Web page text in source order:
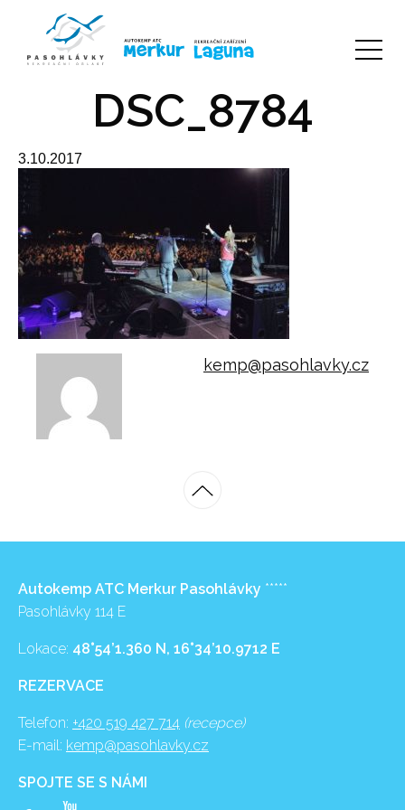
DSC_8784
3.10.2017
kemp@pasohlavky.cz
Autokemp ATC Merkur Pasohlávky *****
Pasohlávky 114 E
Lokace: 48°54’1.360 N, 16°34’10.9712 E
REZERVACE
Telefon: +420 519 427 714 (recepce)
E-mail: kemp@pasohlavky.cz
SPOJTE SE S NÁMI